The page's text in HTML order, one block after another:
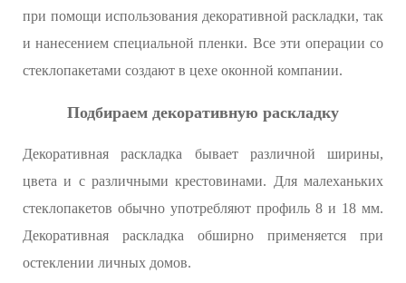
при помощи использования декоративной раскладки, так
и нанесением специальной пленки. Все эти операции со
стеклопакетами создают в цехе оконной компании.
Подбираем декоративную раскладку
Декоративная раскладка бывает различной ширины,
цвета и с различными крестовинами. Для малеханьких
стеклопакетов обычно употребляют профиль 8 и 18 мм.
Декоративная раскладка обширно применяется при
остеклении личных домов.